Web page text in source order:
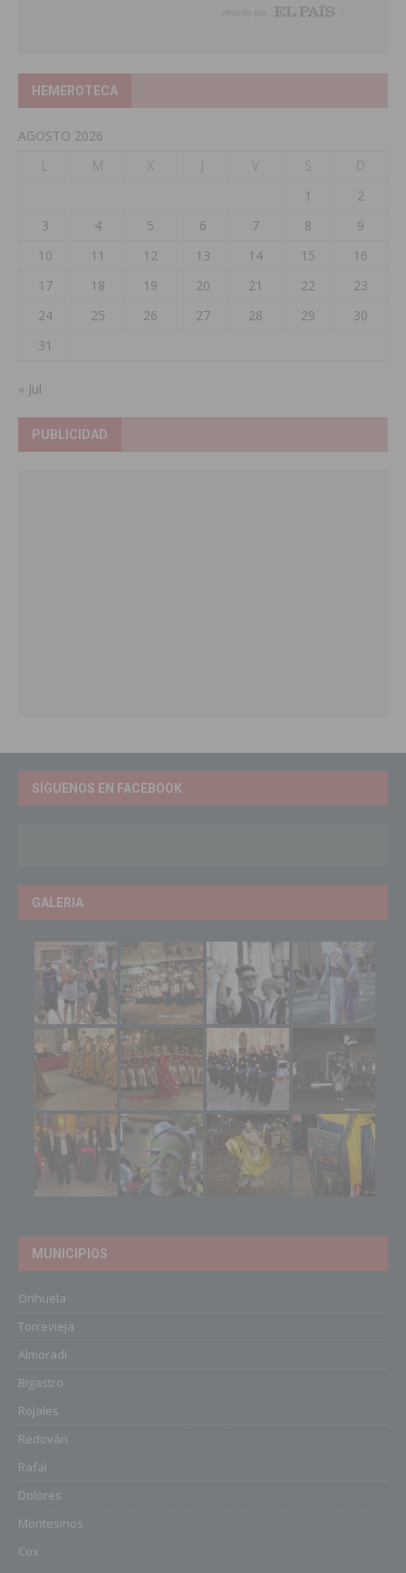
HEMEROTECA
AGOSTO 2026
L
M X J V S
D
1
2
3
4 5 6 7 8
9
10
11 12 13 14 15
16
17
18 19 20 21 22
23
24
25 26 27 28 29
30
31
« Jul
PUBLICIDAD
SÍGUENOS EN FACEBOOK
GALERIA
MUNICIPIOS
Orihuela
Torrevieja
Almoradí
Bigastro
Rojales
Redován
Rafal
Dolores
Montesinos
Cox